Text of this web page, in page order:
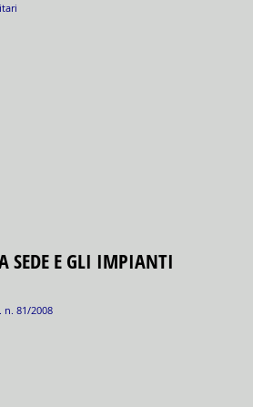
SEDE E GLI IMPIANTI
n. 81/2008